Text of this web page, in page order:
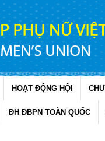
HOẠT ĐỘNG HỘI
ĐH ĐBPN TOÀN QUỐC